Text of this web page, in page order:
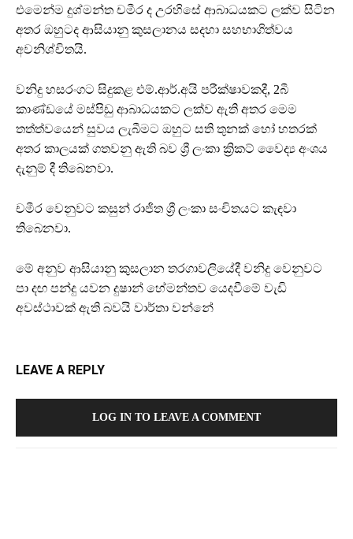
එමෙන්ම දුශ්මන්ත චමීර ද උරහිසේ ආබාධයකට ලක්ව සිටින
අතර ඔහුටද ආසියානු කුසලානය සදහා සහභාගිත්වය
අවනිශ්චිතයි.
වනිදු හසරංගට සිදුකළ එම්.ආර්.අයි පරීක්ෂාවකදී, 2බී
කාණ්ඩයේ මස්පිඩු ආබාධයකට ලක්ව ඇති අතර මෙම
තත්ත්වයෙන් සුවය ලැබීමට ඔහුට සති තුනක් හෝ හතරක්
අතර කාලයක් ගතවනු ඇති බව ශ්‍රී ලංකා ක්‍රිකට් වෛද්‍ය අංශය
දැනුම් දී තිබෙනවා.
චමීර වෙනුවට කසුන් රාජිත ශ්‍රී ලංකා සංචිතයට කැඳවා
තිබෙනවා.
මේ අනුව ආසියානු කුසලාන තරගාවලියේදී වනිදු වෙනුවට
පා දඟ පන්දු යවන දුෂාන් හේමන්තව යෙදවීමේ වැඩි
අවස්ථාවක් ඇති බවයි වාර්තා වන්නේ
LEAVE A REPLY
LOG IN TO LEAVE A COMMENT